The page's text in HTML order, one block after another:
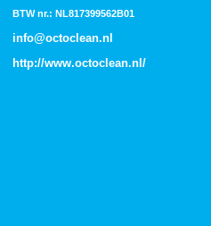
BTW nr.: NL817399562B01
info@octoclean.nl
http://www.octoclean.nl /